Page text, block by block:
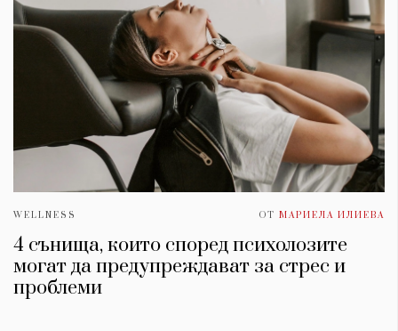
WELLNESS ОТ МАРИЕЛА ИЛИЕВА
4 сънища, които според психолозите
могат да предупреждават за стрес и
проблеми